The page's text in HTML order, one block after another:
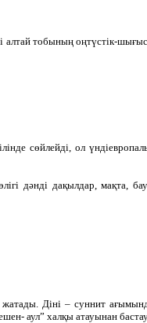
алтай тобының оңтүстік-
сөйлейді, ол
дәнді дақылдар, мақта,
жатады. Діні – суннит
аул” халқы атауынан